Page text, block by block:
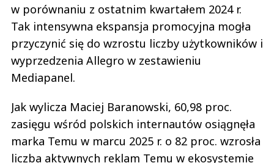
w porównaniu z ostatnim kwartałem 2024 r.
Tak intensywna ekspansja promocyjna mogła
przyczynić się do wzrostu liczby użytkowników i
wyprzedzenia Allegro w zestawieniu
Mediapanel.
Jak wylicza Maciej Baranowski, 60,98 proc.
zasięgu wśród polskich internautów osiągnęła
marka Temu w marcu 2025 r. o 82 proc. wzrosła
liczba aktywnych reklam Temu w ekosystemie